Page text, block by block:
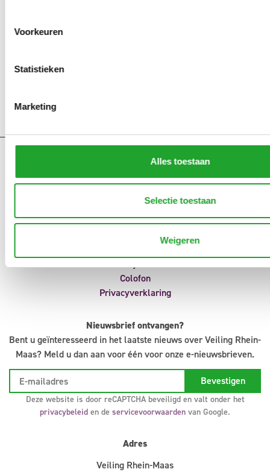
Voorkeuren
Statistieken
Marketing
Alles toestaan
Selectie toestaan
Weigeren
Storingsmeldingen
Aanvoermeldingen
Klokvoorverkoop
Veilingreglement
Colofon
Privacyverklaring
Nieuwsbrief ontvangen?
Bent u geïnteresseerd in het laatste nieuws over Veiling Rhein-
Maas? Meld u dan aan voor één voor onze e-nieuwsbrieven.
Deze website is door reCAPTCHA beveiligd en valt onder het
privacybeleid en de servicevoorwaarden van Google.
Adres
Veiling Rhein-Maas